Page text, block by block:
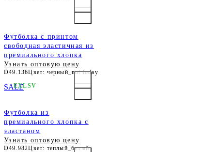
Футболка с принтом
свободная эластичная из
премиального хлопка
Узнать оптовую цену
D49.136Цвет: черный_not today
Футболка из
премиального хлопка с
эластаном
Узнать оптовую цену
D49.982Цвет: теплый_белый
SALEEXLSV